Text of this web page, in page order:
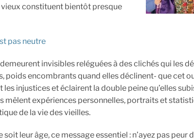
vieux constituent bientôt presque
pas neutre
invisibles reléguées à des clichés qui les
encombrants quand elles déclinent- que cet
injustices et éclairent la double peine qu’elles
mêlent expériences personnelles, portraits et
de la vie des vieilles.
leur âge, ce message essentiel : n’ayez pas peur